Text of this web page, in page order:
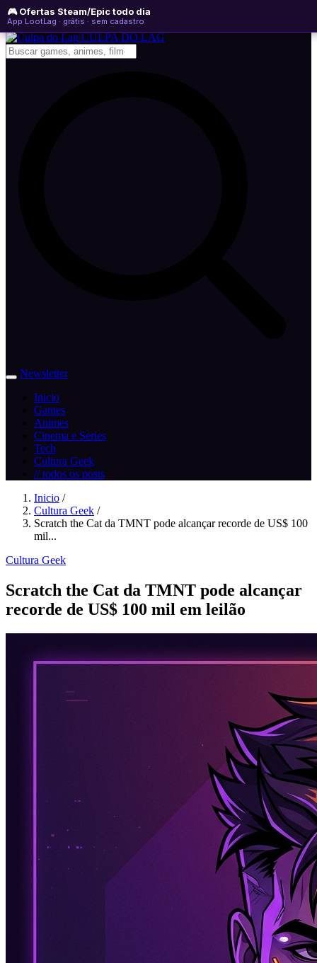
🎮 Ofertas Steam/Epic todo dia
App LootLag · grátis · sem cadastro
sexta-feira, 07 de agosto de 2026
Newsletter
CULPA DO LAG
Newsletter
Inicio
Games
Animes
Cinema e Series
Tech
Cultura Geek
// todos os posts
Inicio /
Cultura Geek /
Scratch the Cat da TMNT pode alcançar recorde de US$ 100
mil...
Cultura Geek
Scratch the Cat da TMNT pode alcançar
recorde de US$ 100 mil em leilão